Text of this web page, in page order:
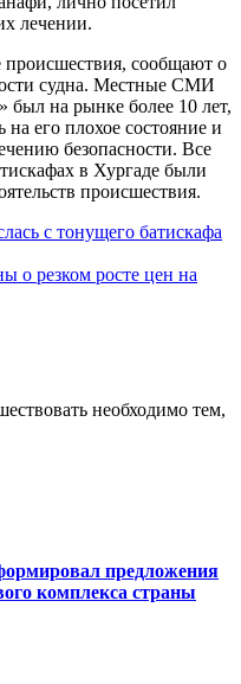
лечении.
сообщают о
судна. Местные СМИ
был на рынке более 10 лет,
его плохое состояние и
безопасности. Все
в Хургаде были
происшествия.
с тонущего батискафа
о резком росте цен на
необходимо тем,
предложения
комплекса страны